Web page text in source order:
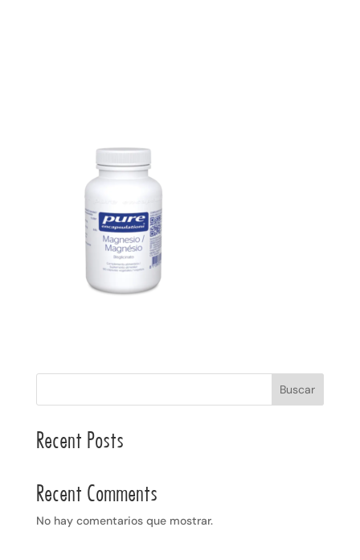
Buscar
Recent Posts
Recent Comments
No hay comentarios que mostrar.